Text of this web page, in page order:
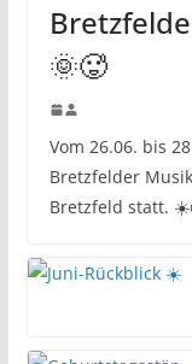
🌞🥵
Vom 26.06. bis
Bretzfelder
Bretzfeld statt.